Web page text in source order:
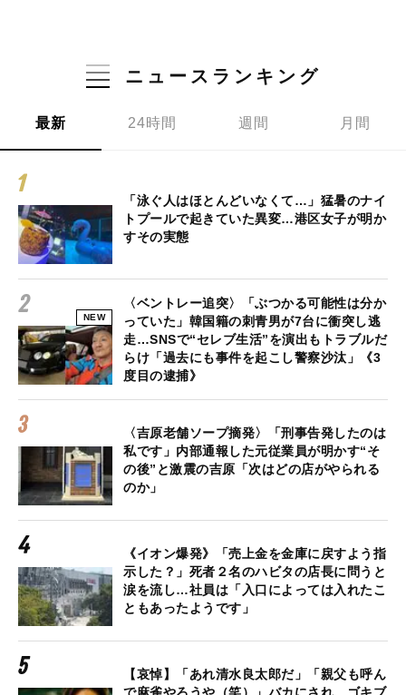
ニュースランキング
最新 24時間 週間 月間
「泳ぐ人はほとんどいなくて…」猛暑のナイ
トプールで起きていた異変…港区女子が明か
すその実態
NEW
〈ベントレー追突〉「ぶつかる可能性は分か
っていた」韓国籍の刺青男が7台に衝突し逃
走…SNSで“セレブ生活”を演出もトラブルだ
らけ「過去にも事件を起こし警察沙汰」《3
度目の逮捕》
〈吉原老舗ソープ摘発〉「刑事告発したのは
私です」内部通報した元従業員が明かす“そ
の後”と激震の吉原「次はどの店がやられる
のか」
《イオン爆発》「売上金を金庫に戻すよう指
示した？」死者２名のハビタの店長に問うと
涙を流し…社員は「入口によっては入れたこ
ともあったようです」
【哀悼】「あれ清水良太郎だ」「親父も呼ん